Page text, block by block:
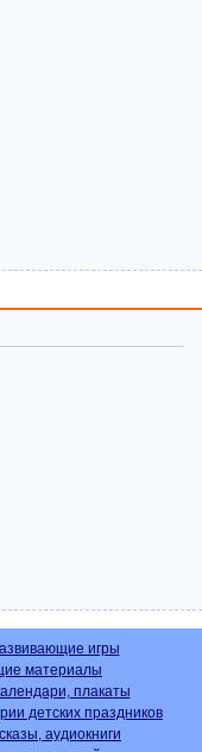
игры
материалы
плакаты
детских праздников
аудиокниги